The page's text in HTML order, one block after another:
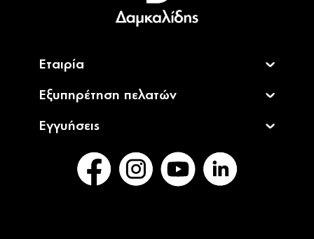
English
Εταιρία
Εξυπηρέτηση πελατών
Εγγυήσεις